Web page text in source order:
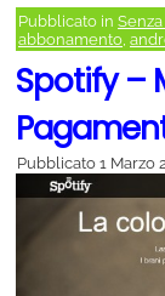
Pubblicato in
abbonamento
Spotify –
Pubblicato 1 Marzo